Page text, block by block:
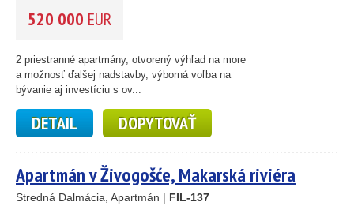
520 000 EUR
2 priestranné apartmány, otvorený výhľad na more
a možnosť ďalšej nadstavby, výborná voľba na
bývanie aj investíciu s ov...
DETAIL DOPYTOVAŤ
Apartmán v Živogošće, Makarská riviéra
Stredná Dalmácia, Apartmán | FIL-137